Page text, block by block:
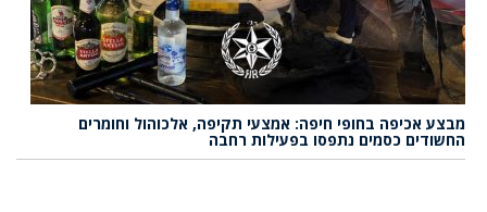
מבצע אכיפה בחופי חיפה: אמצעי תקיפה, אלכוהול וחומרים
החשודים כסמים נתפסו בפעילות רחבה